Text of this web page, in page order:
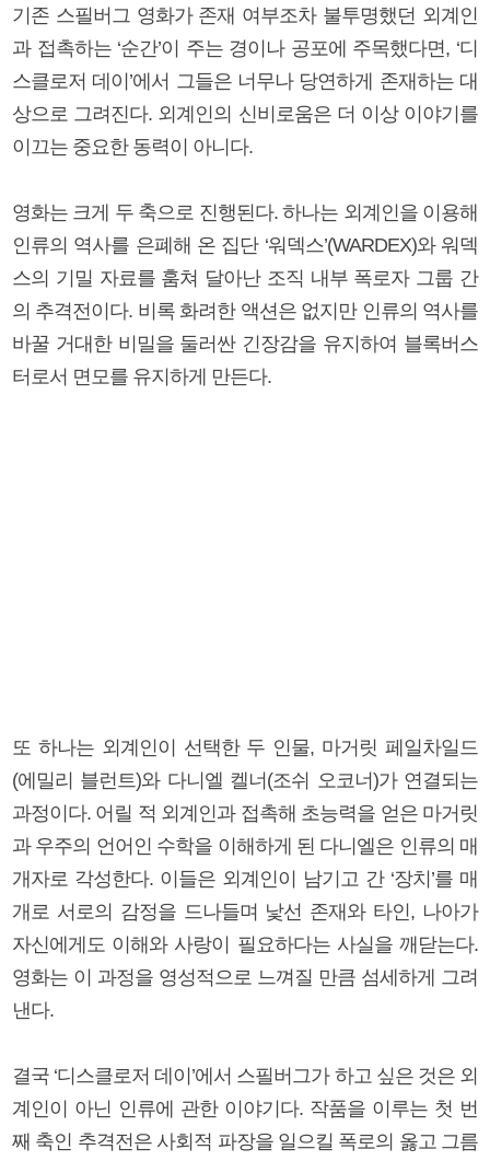
기존 스필버그 영화가 존재 여부조차 불투명했던 외계인
과 접촉하는 ‘순간’이 주는 경이나 공포에 주목했다면, ‘디
스클로저 데이’에서 그들은 너무나 당연하게 존재하는 대
상으로 그려진다. 외계인의 신비로움은 더 이상 이야기를
이끄는 중요한 동력이 아니다.
영화는 크게 두 축으로 진행된다. 하나는 외계인을 이용해
인류의 역사를 은폐해 온 집단 ‘워덱스’(WARDEX)와 워덱
스의 기밀 자료를 훔쳐 달아난 조직 내부 폭로자 그룹 간
의 추격전이다. 비록 화려한 액션은 없지만 인류의 역사를
바꿀 거대한 비밀을 둘러싼 긴장감을 유지하여 블록버스
터로서 면모를 유지하게 만든다.
또 하나는 외계인이 선택한 두 인물, 마거릿 페일차일드
(에밀리 블런트)와 다니엘 켈너(조쉬 오코너)가 연결되는
과정이다. 어릴 적 외계인과 접촉해 초능력을 얻은 마거릿
과 우주의 언어인 수학을 이해하게 된 다니엘은 인류의 매
개자로 각성한다. 이들은 외계인이 남기고 간 ‘장치’를 매
개로 서로의 감정을 드나들며 낯선 존재와 타인, 나아가
자신에게도 이해와 사랑이 필요하다는 사실을 깨닫는다.
영화는 이 과정을 영성적으로 느껴질 만큼 섬세하게 그려
낸다.
결국 ‘디스클로저 데이’에서 스필버그가 하고 싶은 것은 외
계인이 아닌 인류에 관한 이야기다. 작품을 이루는 첫 번
째 축인 추격전은 사회적 파장을 일으킬 폭로의 옳고 그름